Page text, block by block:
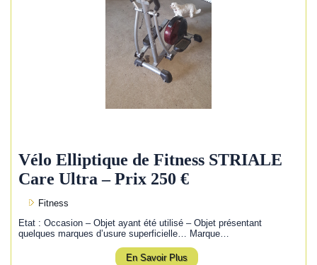
Vélo Elliptique de Fitness STRIALE
Care Ultra – Prix 250 €
Fitness
Etat : Occasion – Objet ayant été utilisé – Objet présentant
quelques marques d’usure superficielle… Marque…
En Savoir Plus